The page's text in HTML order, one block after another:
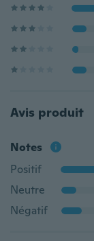
Avis produit
Notes
Positif
Neutre
Négatif